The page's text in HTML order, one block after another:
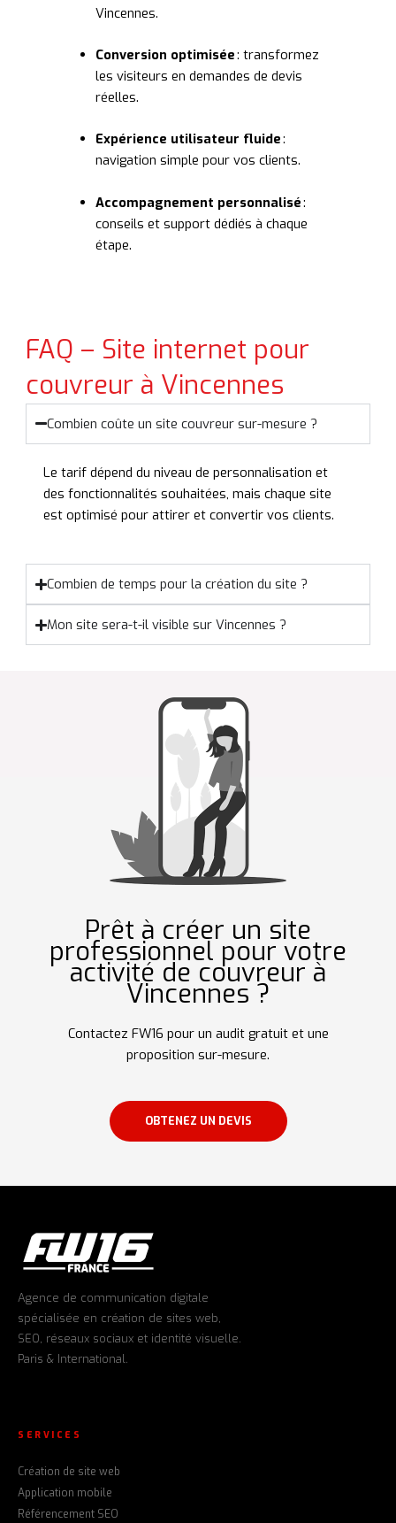
Vincennes.
Conversion optimisée: transformez
les visiteurs en demandes de devis
réelles.
Expérience utilisateur fluide:
navigation simple pour vos clients.
Accompagnement personnalisé:
conseils et support dédiés à chaque
étape.
FAQ – Site internet pour
couvreur à Vincennes
Combien coûte un site couvreur sur-mesure ?
Le tarif dépend du niveau de personnalisation et
des fonctionnalités souhaitées, mais chaque site
est optimisé pour attirer et convertir vos clients.
Combien de temps pour la création du site ?
Mon site sera-t-il visible sur Vincennes ?
Prêt à créer un site
professionnel pour votre
activité de couvreur à
Vincennes ?
Contactez FW16 pour un audit gratuit et une
proposition sur-mesure.
OBTENEZ UN DEVIS
Agence de communication digitale
spécialisée en création de sites web,
SEO, réseaux sociaux et identité visuelle.
Paris & International.
SERVICES
Création de site web
Application mobile
Référencement SEO